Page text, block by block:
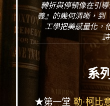
轉折與停頓像在引
義』的幾何清晰，到
工學把美感量化，
系
★第一堂 勒·柯比